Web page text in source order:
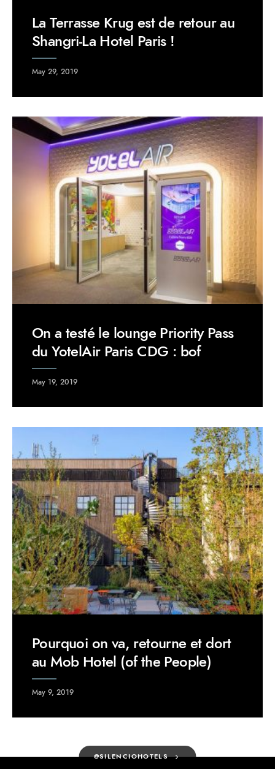
La Terrasse Krug est de retour au
Shangri-La Hotel Paris !
May 29, 2019
On a testé le lounge Priority Pass
du YotelAir Paris CDG : bof
May 19, 2019
Pourquoi on va, retourne et dort
au Mob Hotel (of the People)
May 9, 2019
@SILENCIOHOTELS